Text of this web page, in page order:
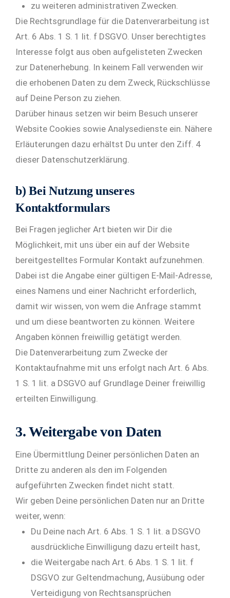
zu weiteren administrativen Zwecken.
Die Rechtsgrundlage für die Datenverarbeitung ist
Art. 6 Abs. 1 S. 1 lit. f DSGVO. Unser berechtigtes
Interesse folgt aus oben aufgelisteten Zwecken
zur Datenerhebung. In keinem Fall verwenden wir
die erhobenen Daten zu dem Zweck, Rückschlüsse
auf Deine Person zu ziehen.
Darüber hinaus setzen wir beim Besuch unserer
Website Cookies sowie Analysedienste ein. Nähere
Erläuterungen dazu erhältst Du unter den Ziff. 4
dieser Datenschutzerklärung.
b) Bei Nutzung unseres
Kontaktformulars
Bei Fragen jeglicher Art bieten wir Dir die
Möglichkeit, mit uns über ein auf der Website
bereitgestelltes Formular Kontakt aufzunehmen.
Dabei ist die Angabe einer gültigen E-Mail-Adresse,
eines Namens und einer Nachricht erforderlich,
damit wir wissen, von wem die Anfrage stammt
und um diese beantworten zu können. Weitere
Angaben können freiwillig getätigt werden.
Die Datenverarbeitung zum Zwecke der
Kontaktaufnahme mit uns erfolgt nach Art. 6 Abs.
1 S. 1 lit. a DSGVO auf Grundlage Deiner freiwillig
erteilten Einwilligung.
3. Weitergabe von Daten
Eine Übermittlung Deiner persönlichen Daten an
Dritte zu anderen als den im Folgenden
aufgeführten Zwecken findet nicht statt.
Wir geben Deine persönlichen Daten nur an Dritte
weiter, wenn:
Du Deine nach Art. 6 Abs. 1 S. 1 lit. a DSGVO
ausdrückliche Einwilligung dazu erteilt hast,
die Weitergabe nach Art. 6 Abs. 1 S. 1 lit. f
DSGVO zur Geltendmachung, Ausübung oder
Verteidigung von Rechtsansprüchen